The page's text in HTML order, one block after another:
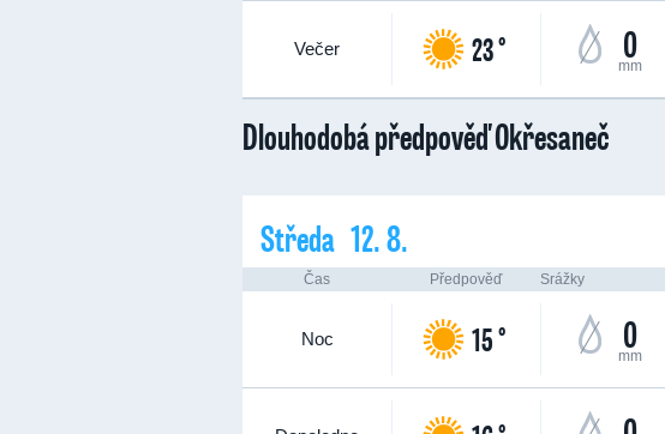
Večer 23 ° 0
mm
Dlouhodobá předpověď Okřesaneč
Středa 12. 8.
Čas Předpověď Srážky
Noc 15 ° 0
mm